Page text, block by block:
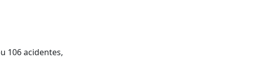
106 acidentes,